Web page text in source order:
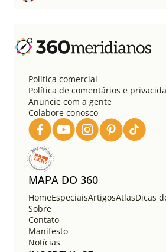
Política comercial
Política de comentários e
Anuncie com a gente
Colabore conosco
MAPA DO 360
HomeEspeciaisArtigosAtlasDicas
Sobre
Contato
Manifesto
Notícias